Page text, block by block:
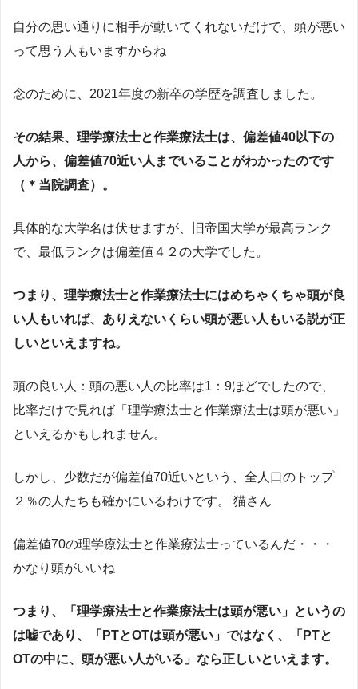
自分の思い通りに相手が動いてくれないだけで、頭が悪い
って思う人もいますからね
念のために、2021年度の新卒の学歴を調査しました。
その結果、理学療法士と作業療法士は、偏差値40以下の
人から、偏差値70近い人までいることがわかったのです
（＊当院調査）。
具体的な大学名は伏せますが、旧帝国大学が最高ランク
で、最低ランクは偏差値４２の大学でした。
つまり、理学療法士と作業療法士にはめちゃくちゃ頭が良
い人もいれば、ありえないくらい頭が悪い人もいる説が正
しいといえますね。
頭の良い人：頭の悪い人の比率は1：9ほどでしたので、
比率だけで見れば「理学療法士と作業療法士は頭が悪い」
といえるかもしれません。
しかし、少数だが偏差値70近いという、全人口のトップ
２％の人たちも確かにいるわけです。 猫さん
偏差値70の理学療法士と作業療法士っているんだ・・・
かなり頭がいいね
つまり、「理学療法士と作業療法士は頭が悪い」というの
は嘘であり、「PTとOTは頭が悪い」ではなく、「PTと
OTの中に、頭が悪い人がいる」なら正しいといえます。